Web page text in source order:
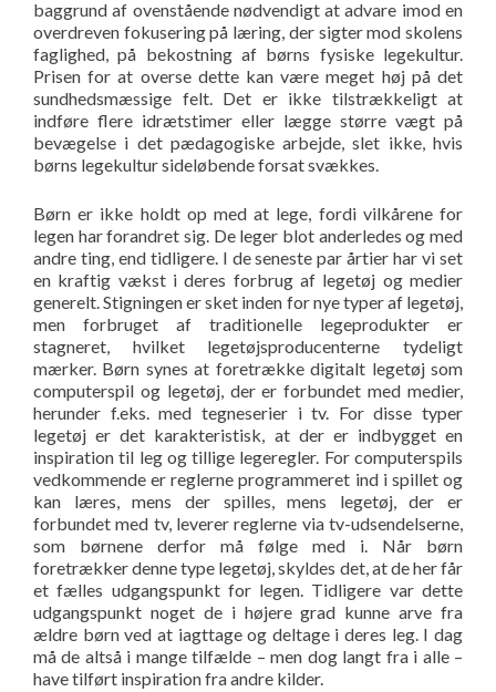
baggrund af ovenstående nødvendigt at advare imod en
overdreven fokusering på læring, der sigter mod skolens
faglighed, på bekostning af børns fysiske legekultur.
Prisen for at overse dette kan være meget høj på det
sundhedsmæssige felt. Det er ikke tilstrækkeligt at
indføre flere idrætstimer eller lægge større vægt på
bevægelse i det pædagogiske arbejde, slet ikke, hvis
børns legekultur sideløbende forsat svækkes.
Børn er ikke holdt op med at lege, fordi vilkårene for
legen har forandret sig. De leger blot anderledes og med
andre ting, end tidligere. I de seneste par årtier har vi set
en kraftig vækst i deres forbrug af legetøj og medier
generelt. Stigningen er sket inden for nye typer af legetøj,
men forbruget af traditionelle legeprodukter er
stagneret, hvilket legetøjsproducenterne tydeligt
mærker. Børn synes at foretrække digitalt legetøj som
computerspil og legetøj, der er forbundet med medier,
herunder f.eks. med tegneserier i tv. For disse typer
legetøj er det karakteristisk, at der er indbygget en
inspiration til leg og tillige legeregler. For computerspils
vedkommende er reglerne programmeret ind i spillet og
kan læres, mens der spilles, mens legetøj, der er
forbundet med tv, leverer reglerne via tv-udsendelserne,
som børnene derfor må følge med i. Når børn
foretrækker denne type legetøj, skyldes det, at de her får
et fælles udgangspunkt for legen. Tidligere var dette
udgangspunkt noget de i højere grad kunne arve fra
ældre børn ved at iagttage og deltage i deres leg. I dag
må de altså i mange tilfælde – men dog langt fra i alle –
have tilført inspiration fra andre kilder.